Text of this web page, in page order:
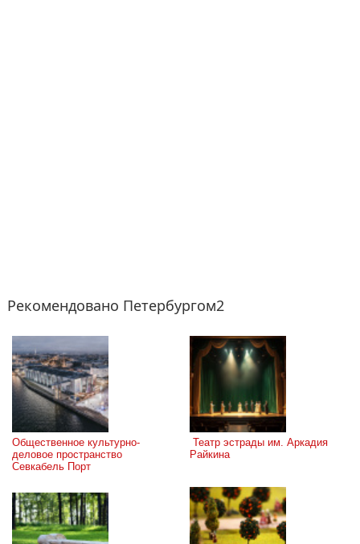
Рекомендовано Петербургом2
Общественное культурно-
деловое пространство
Севкабель Порт
Райкина